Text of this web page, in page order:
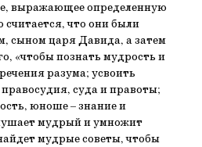
выражающее определенную
что они были
сыном царя Давида, а затем
«чтобы познать мудрость и
разума; усвоить
суда и правоты;
юноше – знание и
мудрый и умножит
мудрые советы, чтобы